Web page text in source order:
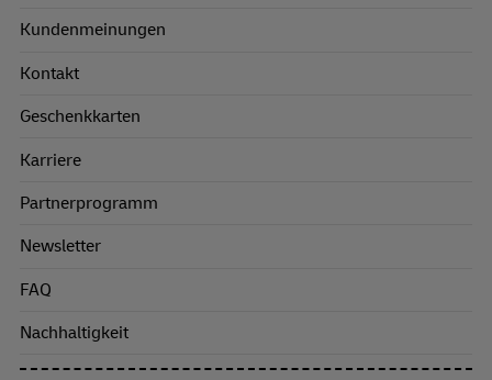
Kundenmeinungen
Kontakt
Geschenkkarten
Karriere
Partnerprogramm
Newsletter
FAQ
Nachhaltigkeit